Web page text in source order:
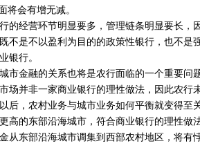
将会有增无减。
经营环节明显要多，管理链条明显要长，
不是不以盈利为目的的政策性银行，也不是
银行。
金融的关系也将是农行面临的一个重要问
场并非一家商业银行的理性做法，因此农行
后，农村业务与城市业务如何平衡就变得至
高的东部沿海城市，符合商业银行的理性做
从东部沿海城市调集到西部农村地区，将有